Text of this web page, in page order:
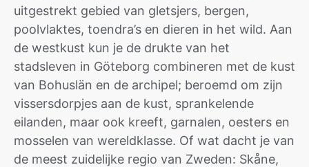
uitgestrekt gebied van gletsjers, bergen,
poolvlaktes, toendra’s en dieren in het wild. Aan
de westkust kun je de drukte van het
stadsleven in Göteborg combineren met de kust
van Bohuslän en de archipel; beroemd om zijn
vissersdorpjes aan de kust, sprankelende
eilanden, maar ook kreeft, garnalen, oesters en
mosselen van wereldklasse. Of wat dacht je van
de meest zuidelijke regio van Zweden: Skåne,